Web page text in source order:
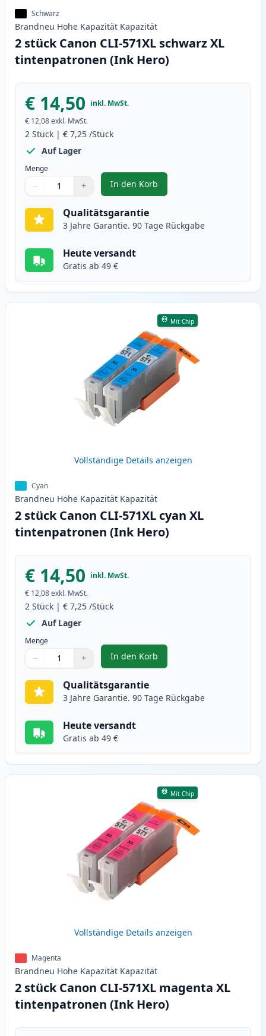
Schwarz
Brandneu Hohe Kapazität Kapazität
2 stück Canon CLI-571XL schwarz XL
tintenpatronen (Ink Hero)
€ 14,50 inkl. MwSt.
€ 12,08exkl. MwSt.
2 Stück | € 7,25 /Stück
Auf Lager
Menge
Verwenden Sie die Tasten, um anzupassen
− +
1
In den Korb
, 2 stück Canon CLI-571XL
Qualitätsgarantie
3 Jahre Garantie. 90 Tage Rückgabe
Heute versandt
Gratis ab 49 €
Mit Chip
Vollständige Details anzeigen
Cyan
Brandneu Hohe Kapazität Kapazität
2 stück Canon CLI-571XL cyan XL
tintenpatronen (Ink Hero)
€ 14,50 inkl. MwSt.
€ 12,08exkl. MwSt.
2 Stück | € 7,25 /Stück
Auf Lager
Menge
Verwenden Sie die Tasten, um anzupassen
− +
1
In den Korb
, 2 stück Canon CLI-571XL cyan
Qualitätsgarantie
3 Jahre Garantie. 90 Tage Rückgabe
Heute versandt
Gratis ab 49 €
Mit Chip
Vollständige Details anzeigen
Magenta
Brandneu Hohe Kapazität Kapazität
2 stück Canon CLI-571XL magenta XL
tintenpatronen (Ink Hero)